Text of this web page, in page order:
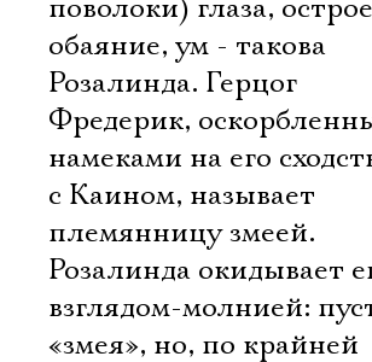
поволоки) глаза, острое
обаяние, ум - такова
Розалинда. Герцог
Фредерик,
намеками на его
с Каином, называет
племянницу змеей.
Розалинда окидывает
взглядом-молнией:
«змея», но, по крайней